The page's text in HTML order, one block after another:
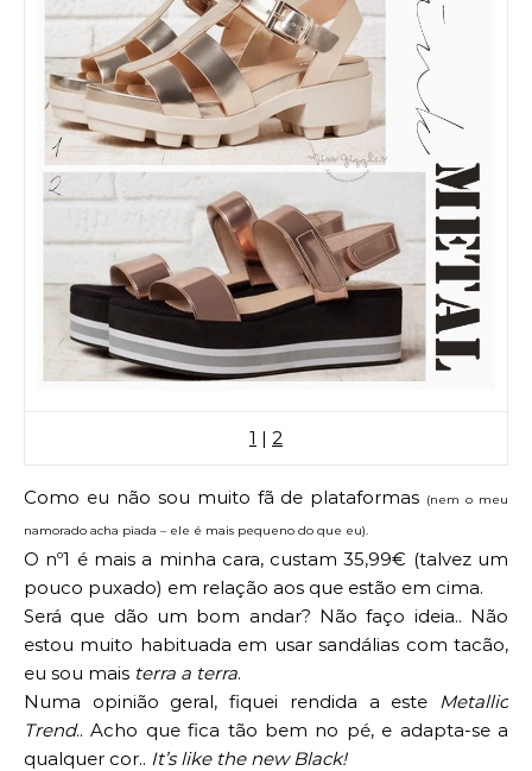
1 | 2
Como eu não sou muito fã de plataformas (nem o meu
namorado acha piada – ele é mais pequeno do que eu).
O nº1 é mais a minha cara, custam 35,99€ (talvez um
pouco puxado) em relação aos que estão em cima.
Será que dão um bom andar? Não faço ideia.. Não
estou muito habituada em usar sandálias com tacão,
eu sou mais terra a terra.
Numa opinião geral, fiquei rendida a este Metallic
Trend.. Acho que fica tão bem no pé, e adapta-se a
qualquer cor.. It’s like the new Black!